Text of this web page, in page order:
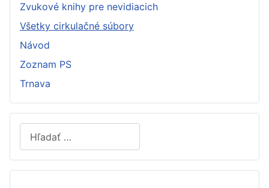
Zvukové knihy pre nevidiacich
Všetky cirkulačné súbory
Návod
Zoznam PS
Trnava
Hľadať
Type 2 or more characters for results.